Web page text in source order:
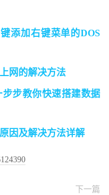
添加右键菜单的DOS
网的解决方法
步步教你快速搭建数据
因及解决方法详解
下一篇